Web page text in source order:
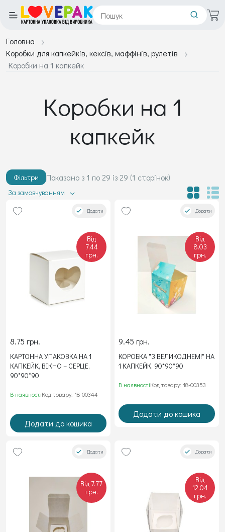
Головна
Коробки для капкейків, кексів, маффінів, рулетів
Коробки на 1 капкейк
Коробки на 1
капкейк
Фільтри Показано з 1 по 29 із 29 (1 сторінок)
За замовчуванням
Додати
Від
7.44
грн.
8.75 грн.
КАРТОННА УПАКОВКА НА 1
КАПКЕЙК, ВІКНО – СЕРЦЕ,
90*90*90
В наявностіКод товару: 18-00344
Додати до кошика
Додати
Від
8.03
грн.
9.45 грн.
КОРОБКА "З ВЕЛИКОДНЕМ!" НА
1 КАПКЕЙК, 90*90*90
В наявностіКод товару: 18-00353
Додати до кошика
Додати
Від 7.77
грн.
Додати
Від
12.04
грн.